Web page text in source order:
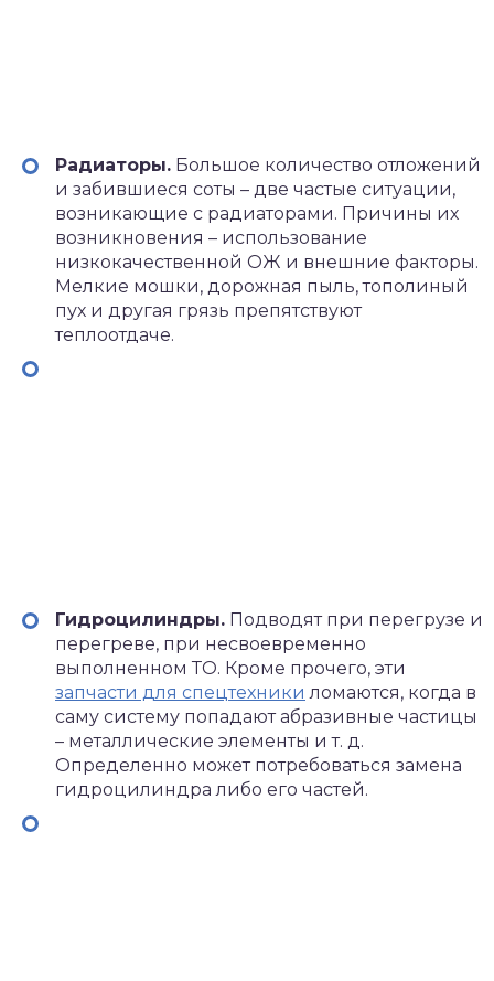
Радиаторы. Большое количество отложений
и забившиеся соты – две частые ситуации,
возникающие с радиаторами. Причины их
возникновения – использование
низкокачественной ОЖ и внешние факторы.
Мелкие мошки, дорожная пыль, тополиный
пух и другая грязь препятствуют
теплоотдаче.
Гидроцилиндры. Подводят при перегрузе и
перегреве, при несвоевременно
выполненном ТО. Кроме прочего, эти
запчасти для спецтехники ломаются, когда в
саму систему попадают абразивные частицы
– металлические элементы и т. д.
Определенно может потребоваться замена
гидроцилиндра либо его частей.